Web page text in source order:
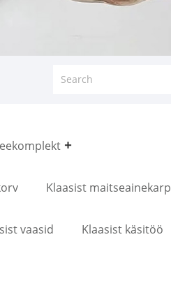
Klaasist maitseainekarp
vaasid Klaasist käsitöö